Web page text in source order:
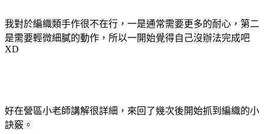
我對於編織類手作很不在行，一是通常需要更多的耐心，第二
是需要輕微細膩的動作，所以一開始覺得自己沒辦法完成吧
XD
好在營區小老師講解很詳細，來回了幾次後開始抓到編織的小
訣竅。